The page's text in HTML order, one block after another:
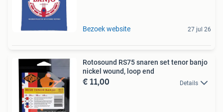
Bezoek website 27 jul 26
Rotosound RS75 snaren set tenor banjo
nickel wound, loop end
€ 11,00 Details